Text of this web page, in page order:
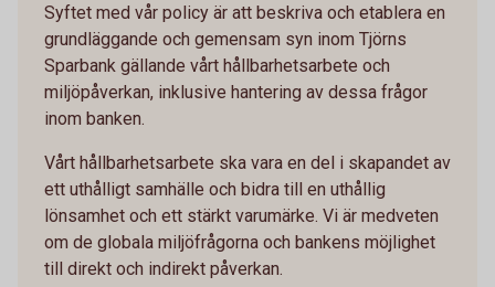
Syftet med vår policy är att beskriva och etablera en
grundläggande och gemensam syn inom Tjörns
Sparbank gällande vårt hållbarhetsarbete och
miljöpåverkan, inklusive hantering av dessa frågor
inom banken.
Vårt hållbarhetsarbete ska vara en del i skapandet av
ett uthålligt samhälle och bidra till en uthållig
lönsamhet och ett stärkt varumärke. Vi är medveten
om de globala miljöfrågorna och bankens möjlighet
till direkt och indirekt påverkan.